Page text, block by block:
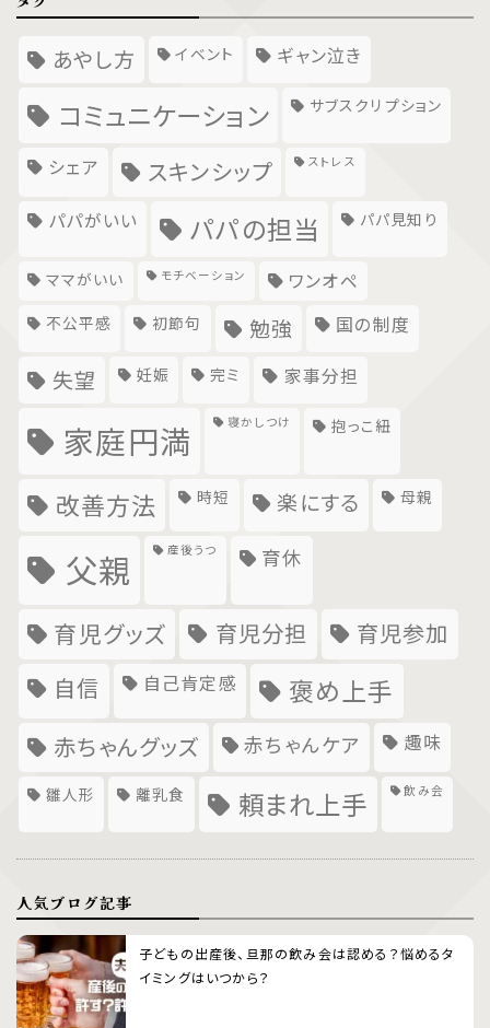
あやし方 イベント ギャン泣き
コミュニケーション サブスクリプション
シェア スキンシップ ストレス
パパがいい パパの担当 パパ見知り
ママがいい モチベーション ワンオペ
不公平感 初節句 勉強 国の制度
失望 妊娠 完ミ 家事分担
家庭円満 寝かしつけ 抱っこ紐
改善方法 時短 楽にする 母親
父親 産後うつ 育休
育児グッズ 育児分担
育児参加
自信
自己肯定感 褒め上手
赤ちゃんグッズ 赤ちゃんケア 趣味
雛人形 離乳食 頼まれ上手 飲み会
人気ブログ記事
子どもの出産後、旦那の飲み会は認める？悩めるタ
イミングはいつから？